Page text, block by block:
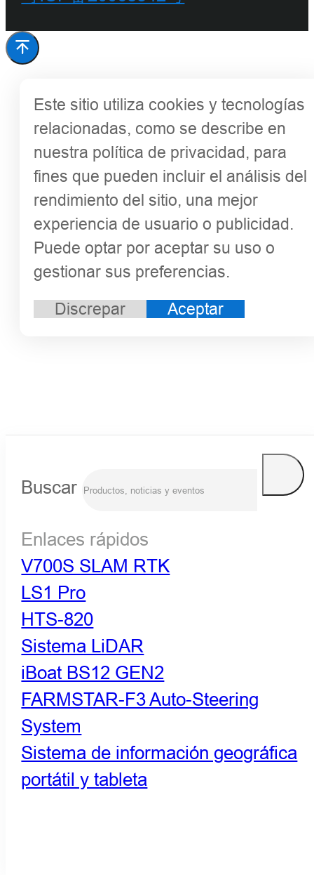
Este sitio utiliza cookies y tecnologías
relacionadas, como se describe en
nuestra política de privacidad, para
fines que pueden incluir el análisis del
rendimiento del sitio, una mejor
experiencia de usuario o publicidad.
Puede optar por aceptar su uso o
gestionar sus preferencias.
Discrepar Aceptar
Buscar
Enlaces rápidos
V700S SLAM RTK
LS1 Pro
HTS-820
Sistema LiDAR
iBoat BS12 GEN2
FARMSTAR-F3 Auto-Steering
System
Sistema de información geográfica
portátil y tableta